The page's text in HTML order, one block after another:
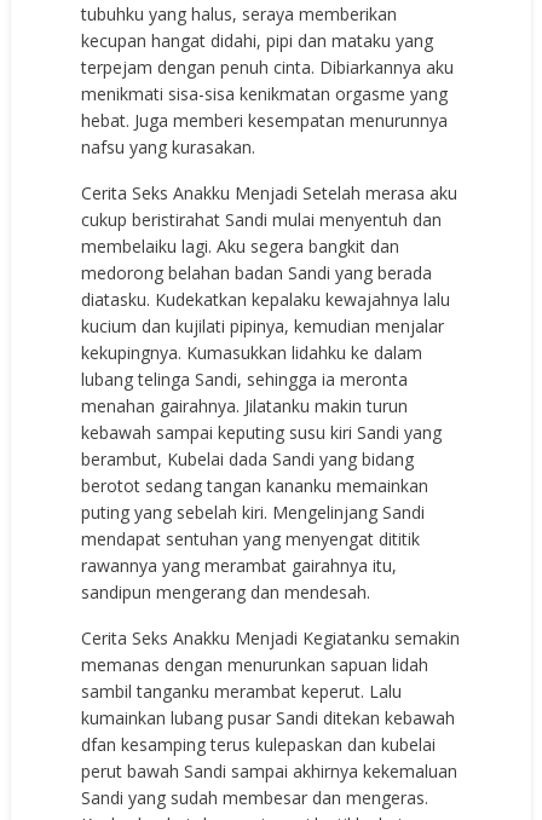
tubuhku yang halus, seraya memberikan
kecupan hangat didahi, pipi dan mataku yang
terpejam dengan penuh cinta. Dibiarkannya aku
menikmati sisa-sisa kenikmatan orgasme yang
hebat. Juga memberi kesempatan menurunnya
nafsu yang kurasakan.
Cerita Seks Anakku Menjadi Setelah merasa aku
cukup beristirahat Sandi mulai menyentuh dan
membelaiku lagi. Aku segera bangkit dan
medorong belahan badan Sandi yang berada
diatasku. Kudekatkan kepalaku kewajahnya lalu
kucium dan kujilati pipinya, kemudian menjalar
kekupingnya. Kumasukkan lidahku ke dalam
lubang telinga Sandi, sehingga ia meronta
menahan gairahnya. Jilatanku makin turun
kebawah sampai keputing susu kiri Sandi yang
berambut, Kubelai dada Sandi yang bidang
berotot sedang tangan kananku memainkan
puting yang sebelah kiri. Mengelinjang Sandi
mendapat sentuhan yang menyengat dititik
rawannya yang merambat gairahnya itu,
sandipun mengerang dan mendesah.
Cerita Seks Anakku Menjadi Kegiatanku semakin
memanas dengan menurunkan sapuan lidah
sambil tanganku merambat keperut. Lalu
kumainkan lubang pusar Sandi ditekan kebawah
dfan kesamping terus kulepaskan dan kubelai
perut bawah Sandi sampai akhirnya kekemaluan
Sandi yang sudah membesar dan mengeras.